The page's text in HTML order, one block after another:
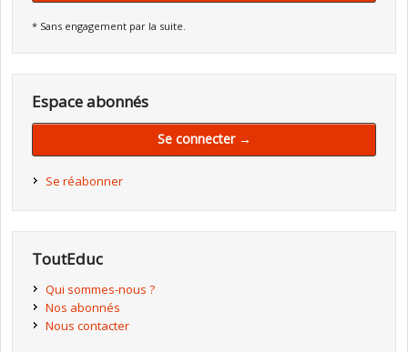
* Sans engagement par la suite.
Espace abonnés
Se connecter →
Se réabonner
ToutEduc
Qui sommes-nous ?
Nos abonnés
Nous contacter